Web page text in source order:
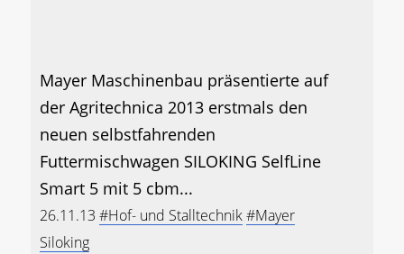
Mayer Maschinenbau präsentierte auf
der Agritechnica 2013 erstmals den
neuen selbstfahrenden
Futtermischwagen SILOKING SelfLine
Smart 5 mit 5 cbm...
26.11.13 #Hof- und Stalltechnik#Mayer
Siloking